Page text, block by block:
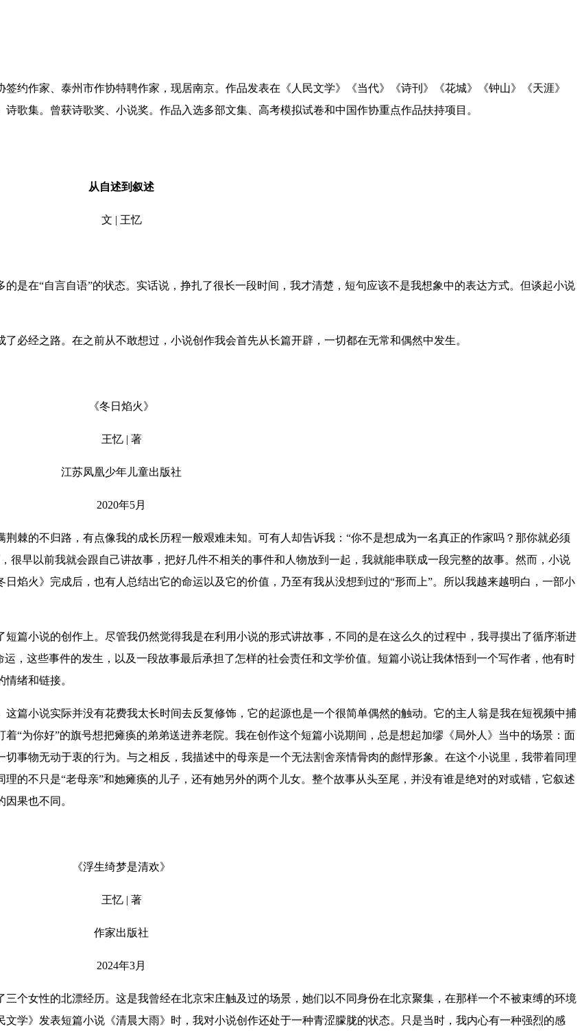
作家、泰州市作协特聘作家，现居南京。作品发表在《人民文学》《当代》《诗刊》《花城》《钟山》《天涯》
歌集。曾获诗歌奖、小说奖。作品入选多部文集、高考模拟试卷和中国作协重点作品扶持项目。
从自述到叙述
文 | 王忆
在“自言自语”的状态。实话说，挣扎了很长一段时间，我才清楚，短句应该不是我想象中的表达方式。但谈起小说
经之路。在之前从不敢想过，小说创作我会首先从长篇开辟，一切都在无常和偶然中发生。
《冬日焰火》
王忆 | 著
江苏凤凰少年儿童出版社
2020年5月
的不归路，有点像我的成长历程一般艰难未知。可有人却告诉我：“你不是想成为一名真正的作家吗？那你就必须
很早以前我就会跟自己讲故事，把好几件不相关的事件和人物放到一起，我就能串联成一段完整的故事。然而，小说
焰火》完成后，也有人总结出它的命运以及它的价值，乃至有我从没想到过的“形而上”。所以我越来越明白，一部小
小说的创作上。尽管我仍然觉得我是在利用小说的形式讲故事，不同的是在这么久的过程中，我寻摸出了循序渐进
，这些事件的发生，以及一段故事最后承担了怎样的社会责任和文学价值。短篇小说让我体悟到一个写作者，他有时
绪和链接。
小说实际并没有花费我太长时间去反复修饰，它的起源也是一个很简单偶然的触动。它的主人翁是我在短视频中捕
“为你好”的旗号想把瘫痪的弟弟送进养老院。我在创作这个短篇小说期间，总是想起加缪《局外人》当中的场景：面
事物无动于衷的行为。与之相反，我描述中的母亲是一个无法割舍亲情骨肉的彪悍形象。在这个小说里，我带着同理
的不只是“老母亲”和她瘫痪的儿子，还有她另外的两个儿女。整个故事从头至尾，并没有谁是绝对的对或错，它叙述
果也不同。
《浮生绮梦是清欢》
王忆 | 著
作家出版社
2024年3月
女性的北漂经历。这是我曾经在北京宋庄触及过的场景，她们以不同身份在北京聚集，在那样一个不被束缚的环境
学》发表短篇小说《清晨大雨》时，我对小说创作还处于一种青涩朦胧的状态。只是当时，我内心有一种强烈的感